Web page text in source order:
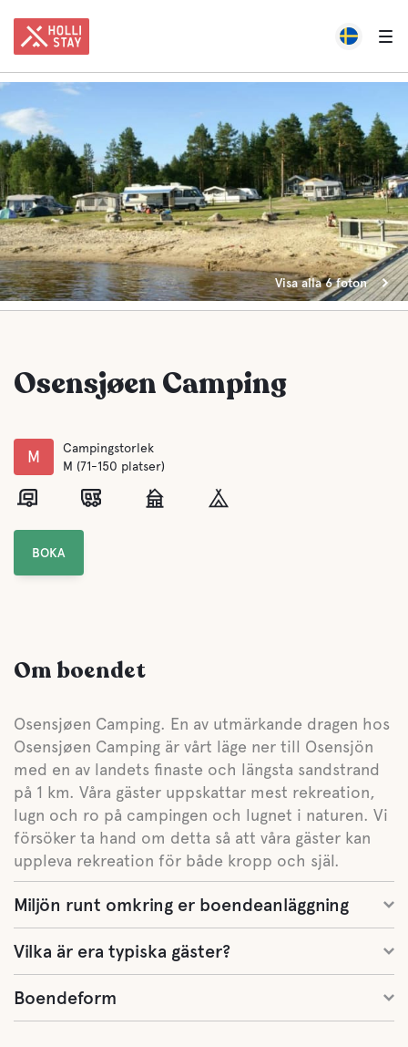
Visa alla 6 foton
Osensjøen Camping
M
Campingstorlek
M (71-150 platser)
BOKA
Om boendet
Osensjøen Camping. En av utmärkande dragen hos
Osensjøen Camping är vårt läge ner till Osensjön
med en av landets finaste och längsta sandstrand
på 1 km. Våra gäster uppskattar mest rekreation,
lugn och ro på campingen och lugnet i naturen. Vi
försöker ta hand om detta så att våra gäster kan
uppleva rekreation för både kropp och själ.
Miljön runt omkring er boendeanläggning
Vilka är era typiska gäster?
Boendeform